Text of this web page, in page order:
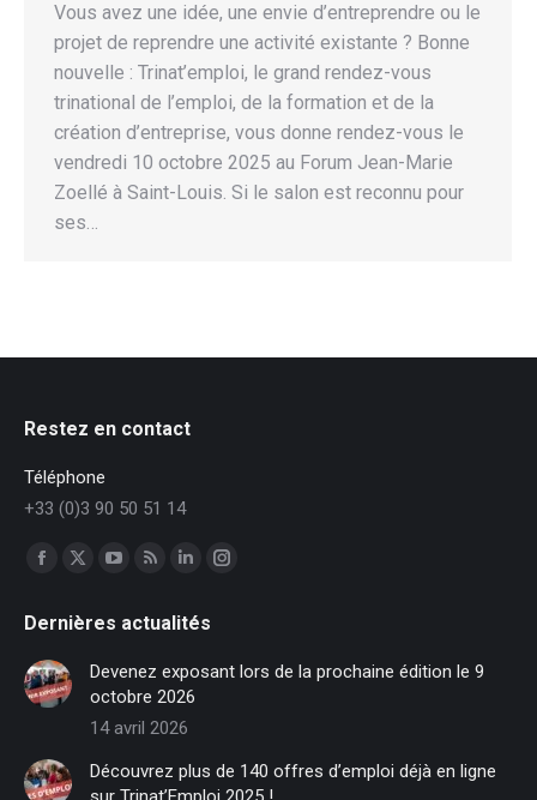
Vous avez une idée, une envie d’entreprendre ou le
projet de reprendre une activité existante ? Bonne
nouvelle : Trinat’emploi, le grand rendez-vous
trinational de l’emploi, de la formation et de la
création d’entreprise, vous donne rendez-vous le
vendredi 10 octobre 2025 au Forum Jean-Marie
Zoellé à Saint-Louis. Si le salon est reconnu pour
ses…
Restez en contact
Téléphone
+33 (0)3 90 50 51 14
Trouvez nous sur :
Facebook
opens
in
new
window
X
opens
new
window
opens
in
new
window
opens
in
new
window
LinkedIn
opens
in
new
window
Instagram
in
Dernières actualités
Devenez exposant lors de la prochaine édition le 9
octobre 2026
14 avril 2026
Découvrez plus de 140 offres d’emploi déjà en ligne